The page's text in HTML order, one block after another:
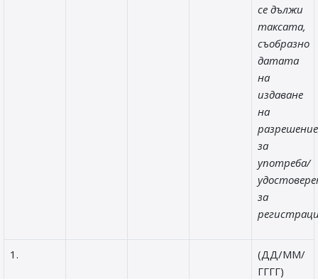
се дължи
таксата,
съобразно
датата
на
издаване
на
за
употреба/
за
1.
(ДД/ММ/
ГГГГ)